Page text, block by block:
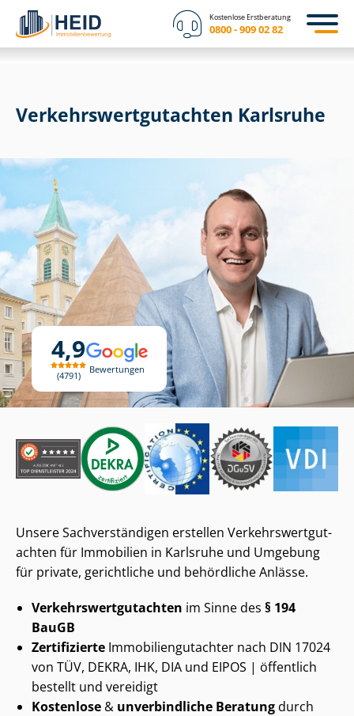
Kostenlose Erstberatung
0800 - 909 02 82
4,9
4791
Bewertungen
Ver­kehrs­wert­gut­ach­ten Karlsruhe
Unsere Sach­ver­stän­di­gen erstellen Ver­kehrs­wert­gut­
ach­ten für Immobilien in Karlsruhe und Umgebung
für private, gerichtliche und behördliche Anlässe.
Ver­kehrs­wert­gut­ach­ten im Sinne des § 194
BauGB
Zertifizierte Im­mo­bi­li­en­gut­ach­ter nach DIN 17024
von TÜV, DEKRA, IHK, DIA und EIPOS | öffentlich
bestellt und vereidigt
Kostenlose & unverbindliche Beratungdurch